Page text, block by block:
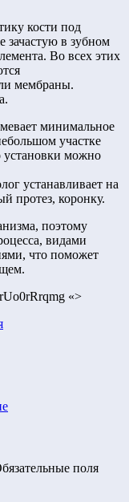
кости под
зачастую в зубном
Во всех этих
мембраны.
минимальное
участке
установки можно
устанавливает на
протез, коронку.
поэтому
видами
что поможет
«>
поля